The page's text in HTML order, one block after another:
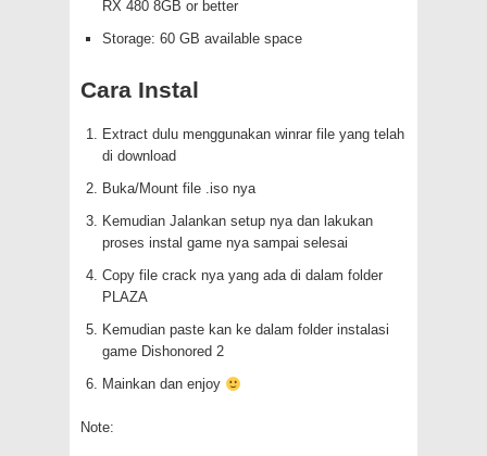
RX 480 8GB or better
Storage: 60 GB available space
Cara Instal
Extract dulu menggunakan winrar file yang telah
di download
Buka/Mount file .iso nya
Kemudian Jalankan setup nya dan lakukan
proses instal game nya sampai selesai
Copy file crack nya yang ada di dalam folder
PLAZA
Kemudian paste kan ke dalam folder instalasi
game Dishonored 2
Mainkan dan enjoy
Note: